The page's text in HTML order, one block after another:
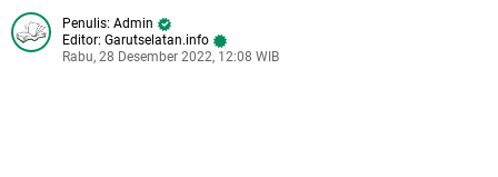
Admin
Editor: Garutselatan.info
Rabu, 28 Desember 2022, 12:08 WIB